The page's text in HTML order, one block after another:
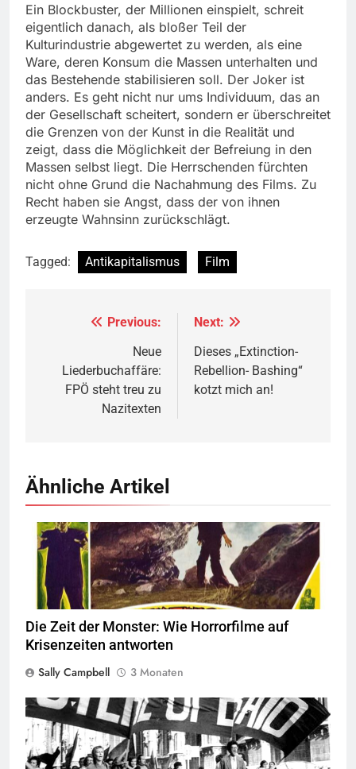
Ein Blockbuster, der Millionen einspielt, schreit
eigentlich danach, als bloßer Teil der
Kulturindustrie abgewertet zu werden, als eine
Ware, deren Konsum die Massen unterhalten und
das Bestehende stabilisieren soll. Der Joker ist
anders. Es geht nicht nur ums Individuum, das an
der Gesellschaft scheitert, sondern er überschreitet
die Grenzen von der Kunst in die Realität und
zeigt, dass die Möglichkeit der Befreiung in den
Massen selbst liegt. Die Herrschenden fürchten
nicht ohne Grund die Nachahmung des Films. Zu
Recht haben sie Angst, dass der von ihnen
erzeugte Wahnsinn zurückschlägt.
Tagged: Antikapitalismus Film
Beitragsnavigation
Previous:
Neue
Liederbuchaffäre:
FPÖ steht treu zu
Nazitexten
Next:
Dieses „Extinction-
Rebellion- Bashing“
kotzt mich an!
Ähnliche Artikel
Quelle © Public Domain
Die Zeit der Monster: Wie Horrorfilme auf
Krisenzeiten antworten
Sally Campbell
3 Monaten
Demonstration von Potereoperaio, Quelle© Public Domain